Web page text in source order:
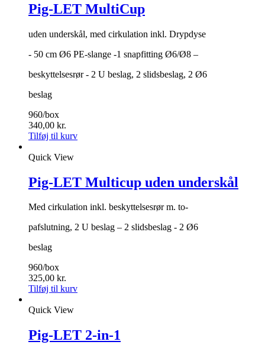
Pig-LET MultiCup
uden underskål, med cirkulation inkl. Drypdyse
- 50 cm Ø6 PE-slange -1 snapfitting Ø6/Ø8 –
beskyttelsesrør - 2 U beslag, 2 slidsbeslag, 2 Ø6
beslag
960/box
340,00 kr.
Tilføj til kurv
Quick View
Pig-LET Multicup uden underskål
Med cirkulation inkl. beskyttelsesrør m. to-
pafslutning, 2 U beslag – 2 slidsbeslag - 2 Ø6
beslag
960/box
325,00 kr.
Tilføj til kurv
Quick View
Pig-LET 2-in-1